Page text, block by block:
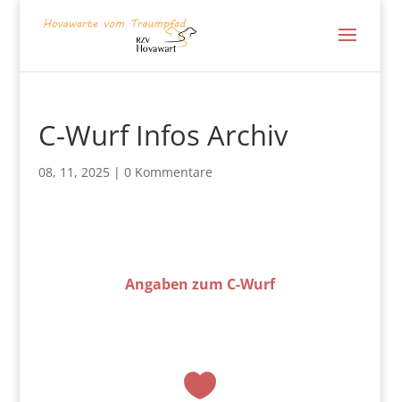
C-Wurf Infos Archiv
08, 11, 2025| 0 Kommentare
Angaben zum C-Wurf
